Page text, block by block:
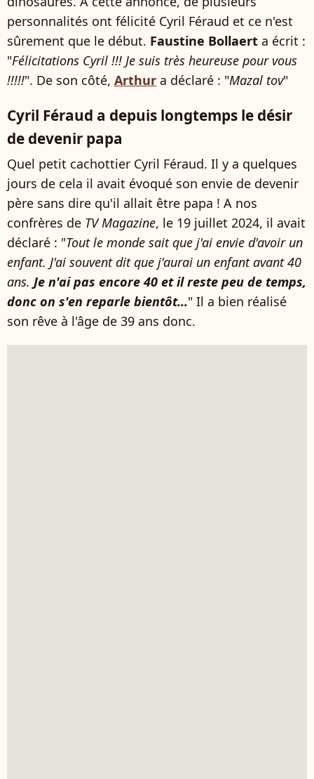
personnalités ont félicité Cyril Féraud et ce n'est
sûrement que le début. Faustine Bollaert a écrit :
"Félicitations Cyril !!! Je suis très heureuse pour vous
!!!!!". De son côté, Arthur a déclaré : "Mazal tov"
Cyril Féraud a depuis longtemps le désir
de devenir papa
Quel petit cachottier Cyril Féraud. Il y a quelques
jours de cela il avait évoqué son envie de devenir
père sans dire qu'il allait être papa ! A nos
confrères de TV Magazine, le 19 juillet 2024, il avait
déclaré : "Tout le monde sait que j'ai envie d'avoir un
enfant. J'ai souvent dit que j'aurai un enfant avant 40
ans. Je n'ai pas encore 40 et il reste peu de temps,
donc on s'en reparle bientôt..." Il a bien réalisé
son rêve à l'âge de 39 ans donc.